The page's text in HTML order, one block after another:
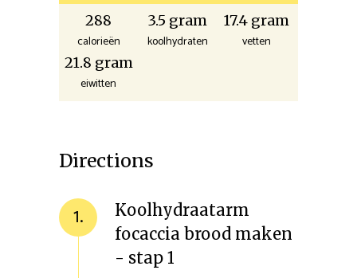
288
calorieën
3.5 gram
koolhydraten
17.4 gram
vetten
21.8 gram
eiwitten
Directions
1.
Koolhydraatarm
focaccia brood maken
- stap 1